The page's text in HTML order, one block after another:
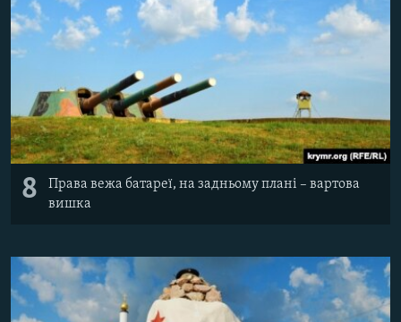
8
Права вежа батареї, на задньому плані – вартова
вишка